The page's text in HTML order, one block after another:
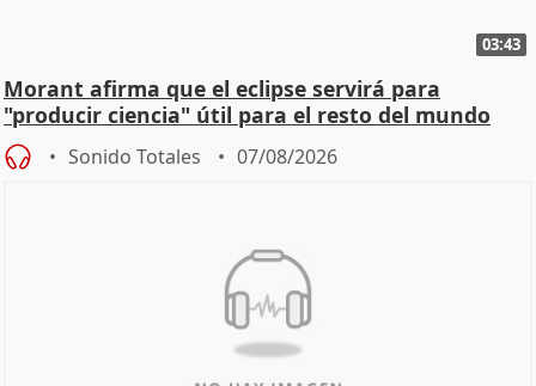
03:43
Morant afirma que el eclipse servirá para
"producir ciencia" útil para el resto del mundo
Sonido Totales 07/08/2026